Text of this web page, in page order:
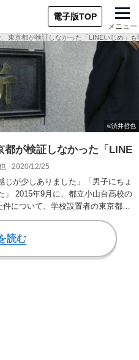
電子版TOP
メニュー
東京都が検証しなかった「LINEいじめ」も
都が検証しなかった「LINE
2020/12/25
じが少しありました」「男子にちょ
」 2015年9月に、都立小山台高校の
について、学校設置者の東京都に
読む